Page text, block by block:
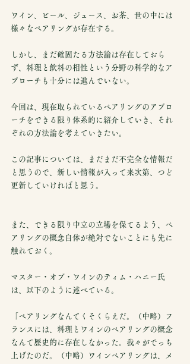
ワイン、ビール、ジュース、お茶、世の中には
様々なペアリングが存在する。
しかし、まだ確固たる方法論は存在しておら
ず、料理と飲料の相性という分野の科学的なア
プローチも十分には進んでいない。
今回は、現在取られているペアリングのアプロ
ーチをできる限り体系的に紹介していき、それ
ぞれの方法論を考えていきたい。
この記事については、まだまだ不完全な情報だ
と思うので、新しい情報が入って来次第、つど
更新していければと思う。
また、できる限り中立の立場を保てるよう、ペ
アリングの概念自体が絶対でないことにも先に
触れておく。
マスター・オブ・ワインのティム・ハニー氏
は、以下のように述べている。
「ペアリングなんてくそくらえだ。（中略）フ
ランスには、料理とワインのペアリングの概念
なんて歴史的に存在しなかった。我々がでっち
上げたのだ。（中略）ワインペアリングは、メ